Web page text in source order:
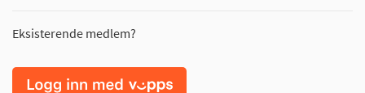
Eksisterende medlem?